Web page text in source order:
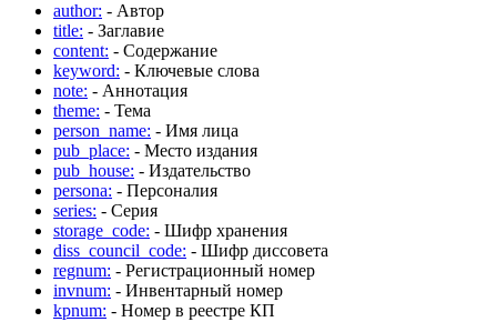
author: - Автор
title: - Заглавие
content: - Содержание
keyword: - Ключевые слова
note: - Аннотация
theme: - Тема
person_name: - Имя лица
pub_place: - Место издания
pub_house: - Издательство
persona: - Персоналия
series: - Серия
storage_code: - Шифр хранения
diss_council_code: - Шифр диссовета
regnum: - Регистрационный номер
invnum: - Инвентарный номер
kpnum: - Номер в реестре КП